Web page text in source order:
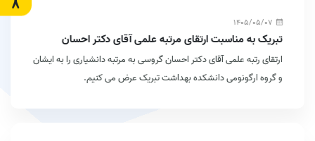
1405/05/07
تبریک به مناسبت ارتقای مرتبه علمی آقای دکتر احسان
گروسی
ارتقای رتبه علمی آقای دکتر احسان گروسی به مرتبه دانشیاری را به ایشان
و گروه ارگونومی دانشکده بهداشت تبریک عرض می کنیم.